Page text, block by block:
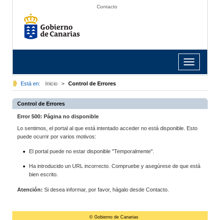
Contacto
Toggle
navigation
Está en: Inicio > Control de Errores
Control de Errores
Error 500: Página no disponible
Lo sentimos, el portal al que está intentado acceder no está disponible. Esto
puede ocurrir por varios motivos:
El portal puede no estar disponible "Temporalmente".
Ha introducido un URL incorrecto. Compruebe y asegúrese de que está
bien escrito.
Atención: Si desea informar, por favor, hágalo desde Contacto.
© Gobierno de Canarias